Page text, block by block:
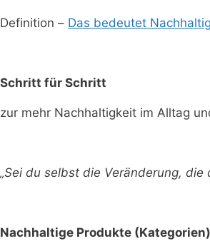
Definition – Das bedeutet
Schritt für Schritt
zur mehr Nachhaltigkeit im Alltag
„Sei du selbst die Veränderung,
Nachhaltige Produkte (Kategorien)